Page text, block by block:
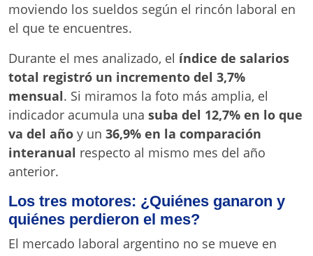
moviendo los sueldos según el rincón laboral en
el que te encuentres.
Durante el mes analizado, el índice de salarios
total registró un incremento del 3,7%
mensual. Si miramos la foto más amplia, el
indicador acumula una suba del 12,7% en lo que
va del año y un 36,9% en la comparación
interanual respecto al mismo mes del año
anterior.
Los tres motores: ¿Quiénes ganaron y
quiénes perdieron el mes?
El mercado laboral argentino no se mueve en